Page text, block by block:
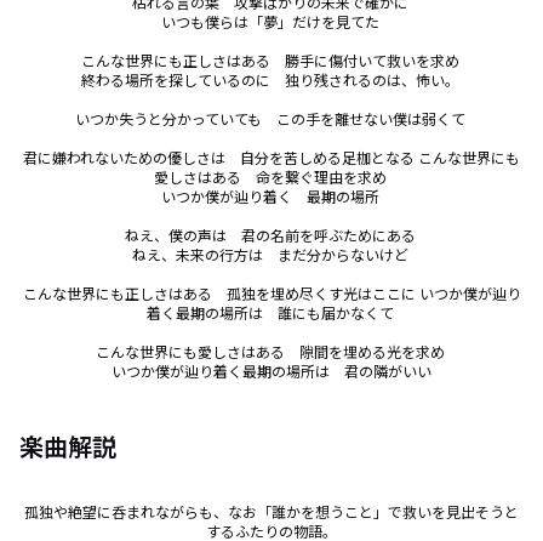
いつも僕らは「夢」だけを見てた
こんな世界にも正しさはある　勝手に傷付いて救いを求め
終わる場所を探しているのに　独り残されるのは、怖い。
いつか失うと分かっていても　この手を離せない僕は弱くて
君に嫌われないための優しさは　自分を苦しめる足枷となる こんな世界にも
愛しさはある　命を繋ぐ理由を求め
いつか僕が辿り着く　最期の場所
ねえ、僕の声は　君の名前を呼ぶためにある
ねえ、未来の行方は　まだ分からないけど
こんな世界にも正しさはある　孤独を埋め尽くす光はここに いつか僕が辿り
着く最期の場所は　誰にも届かなくて
こんな世界にも愛しさはある　隙間を埋める光を求め
いつか僕が辿り着く最期の場所は　君の隣がいい
楽曲解説
孤独や絶望に呑まれながらも、なお「誰かを想うこと」で救いを見出そうと
するふたりの物語。